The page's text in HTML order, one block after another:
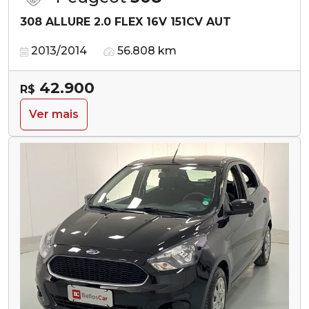
308 ALLURE 2.0 FLEX 16V 151CV AUT
2013/2014 56.808 km
R$ 42.900
Ver mais